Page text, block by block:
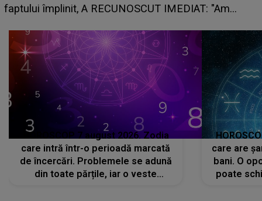
faptului împlinit, A RECUNOSCUT IMEDIAT: "Am
HOROSCOP 7 august 2026. Zodia
care intră într-o perioadă marcată
de încercări. Problemele se adună
din toate părțile, iar o veste
care are
bani. O
poate